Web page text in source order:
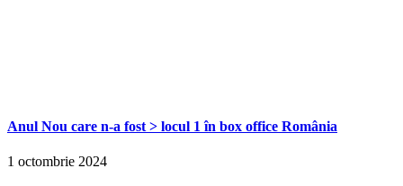
Anul Nou care n-a fost > locul 1 în box office România
1 octombrie 2024